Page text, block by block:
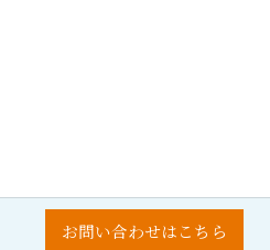
お問い合わせはこちら